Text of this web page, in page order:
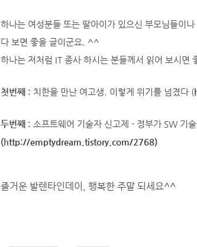
하나는 여성분들 또는 딸아이가 있으신 부모님들이
다 보면 좋을 글이군요. ^^
하나는 저처럼 IT 종사 하시는 분들께서 읽어 보시면
첫번째 : 치한을 만난 여고생. 이렇게 위기를 넘겼다 (
두번째 : 소프트웨어 기술자 신고제 - 정부가 SW 기
(http://emptydream.tistory.com/2768)
즐거운 발렌타인데이, 행복한 주말 되세요^^